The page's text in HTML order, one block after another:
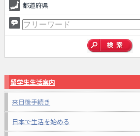
都道府県
留学生生活案内
来日後手続き
日本で生活を始める